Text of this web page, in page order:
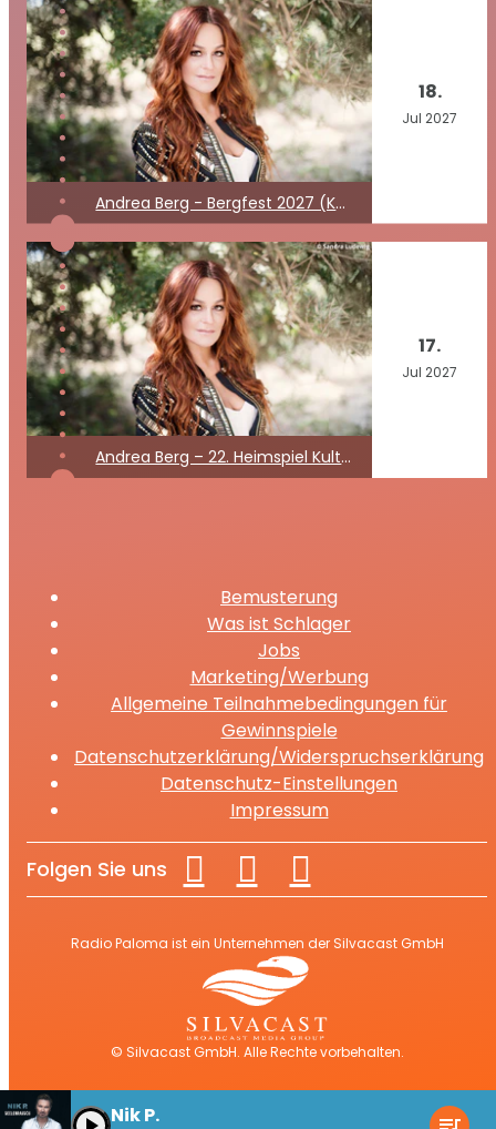
Andrea Berg - Bergfest 2027 (Kein Konzert)
18.
Jul 2027
Andrea Berg – 22. Heimspiel Kult Open Air 2027
17.
Jul 2027
Bemusterung
Was ist Schlager
Jobs
Marketing/Werbung
Allgemeine Teilnahmebedingungen für
Gewinnspiele
Datenschutzerklärung/Widerspruchserklärung
Datenschutz-Einstellungen
Impressum
Folgen Sie uns
Radio Paloma ist ein Unternehmen der Silvacast GmbH
© Silvacast GmbH. Alle Rechte vorbehalten.
Nik P.